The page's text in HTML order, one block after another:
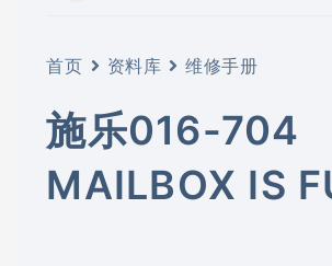
首页 资料库 维修手册
施乐016-704
MAILBOX IS